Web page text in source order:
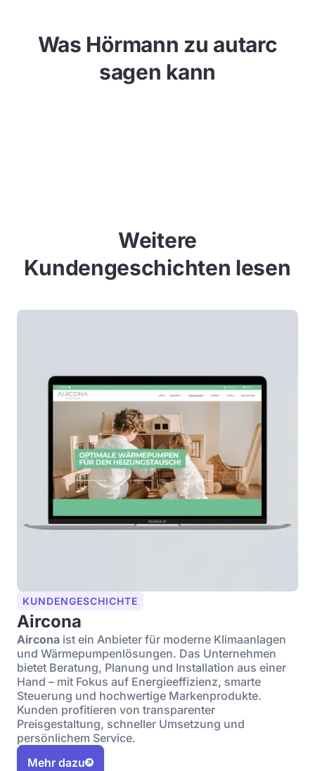
Was Hörmann zu autarc
sagen kann
Weitere
Kundengeschichten lesen
KUNDENGESCHICHTE
Aircona
Aircona ist ein Anbieter für moderne Klimaanlagen
und Wärmepumpenlösungen. Das Unternehmen
bietet Beratung, Planung und Installation aus einer
Hand – mit Fokus auf Energieeffizienz, smarte
Steuerung und hochwertige Markenprodukte.
Kunden profitieren von transparenter
Preisgestaltung, schneller Umsetzung und
persönlichem Service.
Mehr dazu